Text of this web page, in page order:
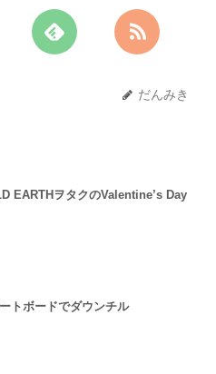
だんみき
EARTHヲタクのValentine’s Day
トボードでダウンチル